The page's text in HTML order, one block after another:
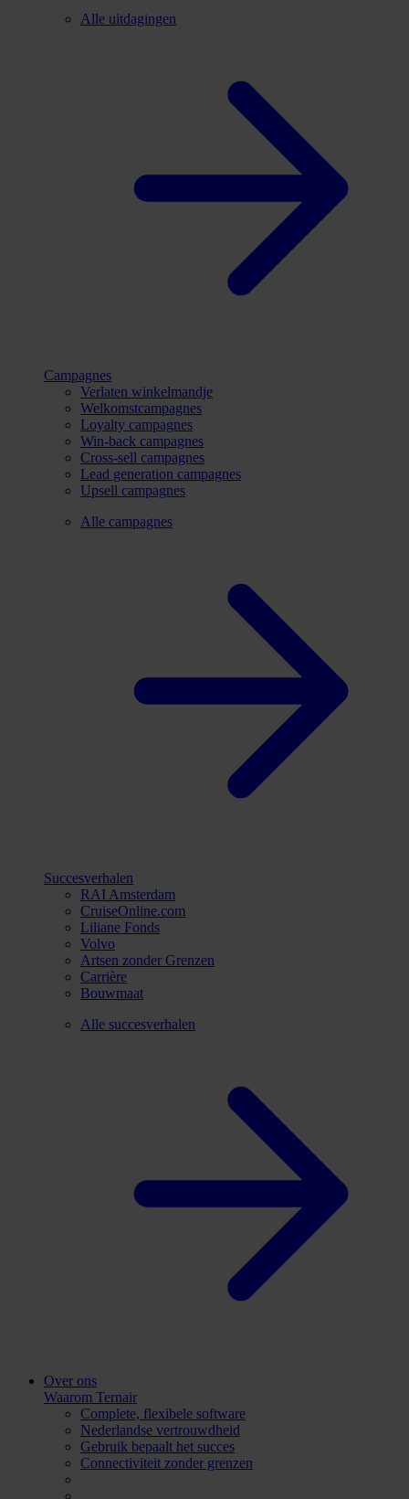
Alle uitdagingen
Campagnes
Verlaten winkelmandje
Welkomstcampagnes
Loyalty campagnes
Win-back campagnes
Cross-sell campagnes
Lead generation campagnes
Upsell campagnes
Alle campagnes
Succesverhalen
RAI Amsterdam
CruiseOnline.com
Liliane Fonds
Volvo
Artsen zonder Grenzen
Carrière
Bouwmaat
Alle succesverhalen
Over ons
Waarom Ternair
Complete, flexibele software
Nederlandse vertrouwdheid
Gebruik bepaalt het succes
Connectiviteit zonder grenzen